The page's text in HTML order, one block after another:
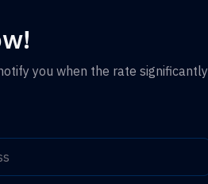
you when the rate significantly